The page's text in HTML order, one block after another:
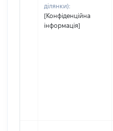
ділянки):
[Конфіденційна
інформація]